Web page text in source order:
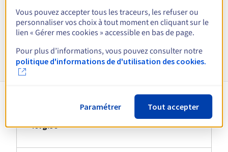
Voir toutes les extensions
Informations sur le .org.so
Création de votre nom de domaine en
.org.so
Vous pouvez accepter tous les traceurs, les refuser ou
personnaliser vos choix à tout moment en cliquant sur le
lien « Gérer mes cookies » accessible en bas de page.
Pour plus d’informations, vous pouvez consulter notre
politique d'informations de d'utilisation des cookies.
Paramétrer Tout accepter